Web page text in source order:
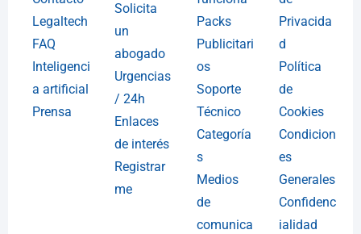
Legaltech
FAQ
Inteligenci
a artificial
Prensa
Solicita
un
abogado
Urgencias
/ 24h
Enlaces
de interés
Registrar
me
Packs
Publicitari
os
Soporte
Técnico
Categoría
s
Medios
de
comunica
Privacida
d
Política
de
Cookies
Condicion
es
Generales
Confidenc
ialidad